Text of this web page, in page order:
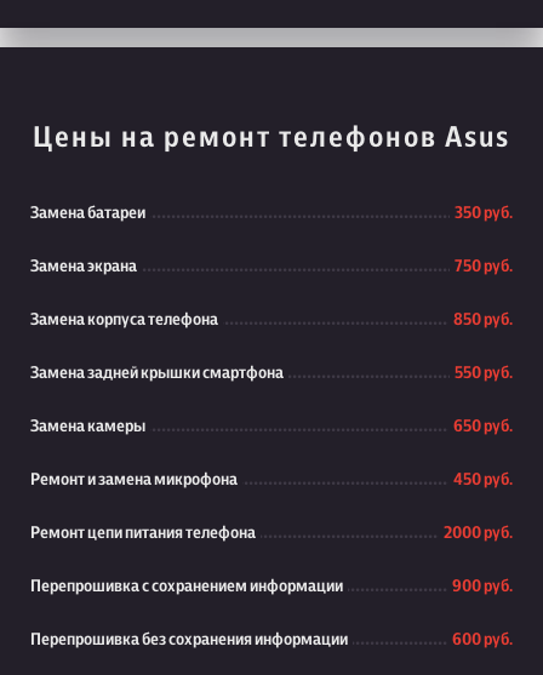
Цены на ремонт телефонов Asus
Замена батареи 350 руб.
Замена экрана 750 руб.
Замена корпуса телефона 850 руб.
Замена задней крышки смартфона 550 руб.
Замена камеры 650 руб.
Ремонт и замена микрофона 450 руб.
Ремонт цепи питания телефона 2000 руб.
Перепрошивка с сохранением информации 900 руб.
Перепрошивка без сохранения информации 600 руб.